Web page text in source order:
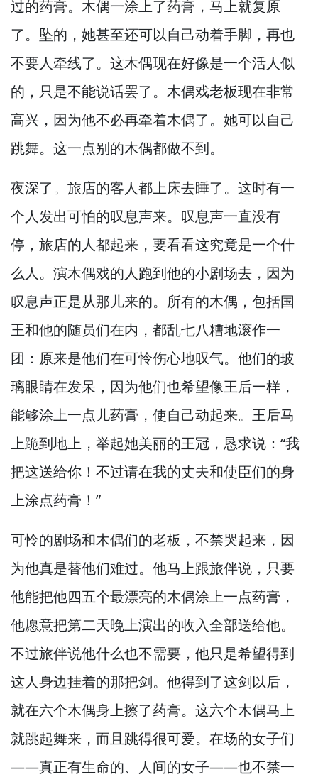
过的药膏。 木偶一涂上了药膏， 马上就复原
了。 坠的， 她甚至还可以自己动着手脚， 再也
不要人牵线了。 这木偶现在好像是一个活人似
的， 只是不能说话罢了。 木偶戏老板现在非常
高兴， 因为他不必再牵着木偶了。 她可以自己
跳舞。 这一点别的木偶都做不到。
夜深了。 旅店的客人都上床去睡了。 这时有一
个人发出可怕的叹息声来。 叹息声一直没有
停， 旅店的人都起来， 要看看这究竟是一个什
么人。 演木偶戏的人跑到他的小剧场去， 因为
叹息声正是从那儿来的。 所有的木偶， 包括国
王和他的随员们在内， 都乱七八糟地滚作一
团：原来是他们在可怜伤心地叹气。 他们的玻
璃眼睛在发呆， 因为他们也希望像王后一样，
能够涂上一点儿药膏， 使自己动起来。 王后马
上跪到地上， 举起她美丽的王冠， 恳求说：“我
把这送给你！ 不过请在我的丈夫和使臣们的身
上涂点药膏！”
可怜的剧场和木偶们的老板， 不禁哭起来， 因
为他真是替他们难过。 他马上跟旅伴说， 只要
他能把他四五个最漂亮的木偶涂上一点药膏，
他愿意把第二天晚上演出的收入全部送给他。
不过旅伴说他什么也不需要， 他只是希望得到
这人身边挂着的那把剑。 他得到了这剑以后，
就在六个木偶身上擦了药膏。 这六个木偶马上
就跳起舞来， 而且跳得很可爱。 在场的女子们
——真正有生命的、人间的女子——也不禁一